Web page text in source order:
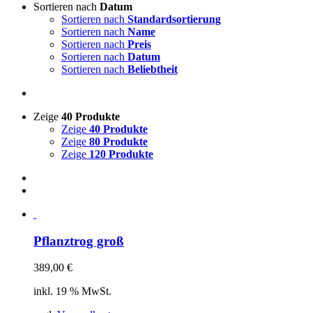
Sortieren nach Datum
Sortieren nach Standardsortierung
Sortieren nach Name
Sortieren nach Preis
Sortieren nach Datum
Sortieren nach Beliebtheit
Zeige 40 Produkte
Zeige 40 Produkte
Zeige 80 Produkte
Zeige 120 Produkte
Pflanztrog groß
389,00 €
inkl. 19 % MwSt.